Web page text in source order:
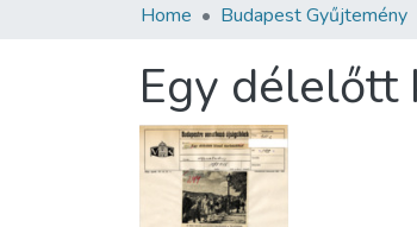
Home Budapest Gyűjtemény
Egy délelőtt